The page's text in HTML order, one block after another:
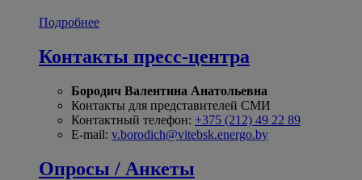
Подробнее
Контакты пресс-центра
Бородич Валентина Анатольевна
Контакты для представителей СМИ
Контактный телефон: +375 (212) 49 22 89
E-mail: v.borodich@vitebsk.energo.by
Опросы / Анкеты